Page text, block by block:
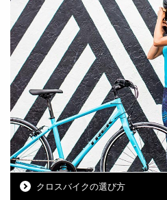
クロスバイクの選び方